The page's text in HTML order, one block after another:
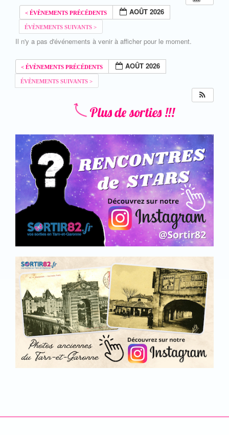
AOÛT 2026
Il n'y a pas d'événements à venir à afficher pour le moment.
AOÛT 2026